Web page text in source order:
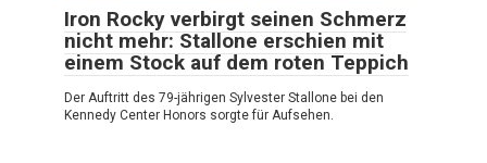
Iron Rocky verbirgt seinen Schmerz
nicht mehr: Stallone erschien mit
einem Stock auf dem roten Teppich
Der Auftritt des 79-jährigen Sylvester Stallone bei den
Kennedy Center Honors sorgte für Aufsehen.